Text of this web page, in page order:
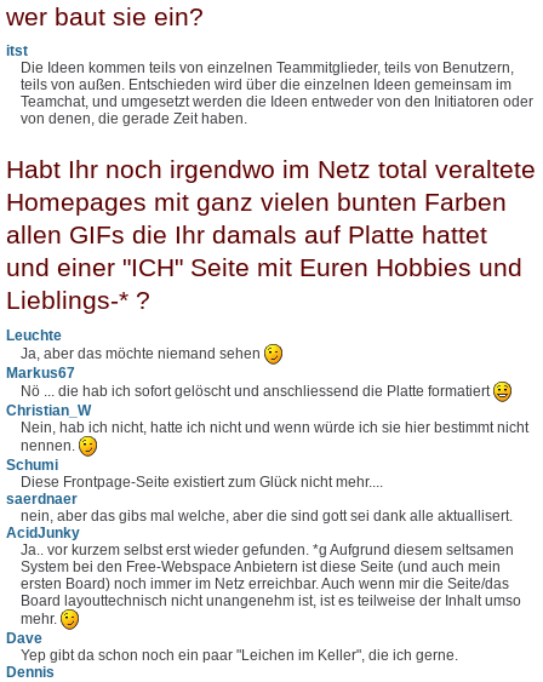
wer baut sie ein?
itst
Die Ideen kommen teils von einzelnen Teammitglieder, teils von Benutzern,
teils von außen. Entschieden wird über die einzelnen Ideen gemeinsam im
Teamchat, und umgesetzt werden die Ideen entweder von den Initiatoren oder
von denen, die gerade Zeit haben.
Habt Ihr noch irgendwo im Netz total veraltete
Homepages mit ganz vielen bunten Farben
allen GIFs die Ihr damals auf Platte hattet
und einer "ICH" Seite mit Euren Hobbies und
Lieblings-* ?
Leuchte
Ja, aber das möchte niemand sehen
Markus67
Nö ... die hab ich sofort gelöscht und anschliessend die Platte formatiert
Christian_W
Nein, hab ich nicht, hatte ich nicht und wenn würde ich sie hier bestimmt nicht
nennen.
Schumi
Diese Frontpage-Seite existiert zum Glück nicht mehr....
saerdnaer
nein, aber das gibs mal welche, aber die sind gott sei dank alle aktuallisert.
AcidJunky
Ja.. vor kurzem selbst erst wieder gefunden. *g Aufgrund diesem seltsamen
System bei den Free-Webspace Anbietern ist diese Seite (und auch mein
ersten Board) noch immer im Netz erreichbar. Auch wenn mir die Seite/das
Board layouttechnisch nicht unangenehm ist, ist es teilweise der Inhalt umso
mehr.
Dave
Yep gibt da schon noch ein paar "Leichen im Keller", die ich gerne.
Dennis